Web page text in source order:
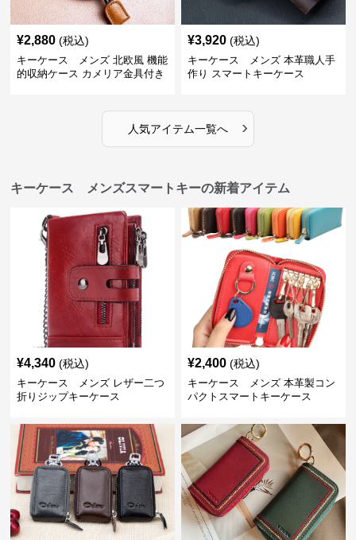
¥2,880 (税込)
キーケース メンズ 北欧風 機能
的収納ケース カメリア金具付き
¥3,920 (税込)
キーケース メンズ 本革職人手
作り スマートキーケース
人気アイテム一覧へ ›
キーケース メンズスマートキーの新着アイテム
¥4,340 (税込)
キーケース メンズ レザー二つ
折りジップキーケース
¥2,400 (税込)
キーケース メンズ 本革製コン
パクトスマートキーケース